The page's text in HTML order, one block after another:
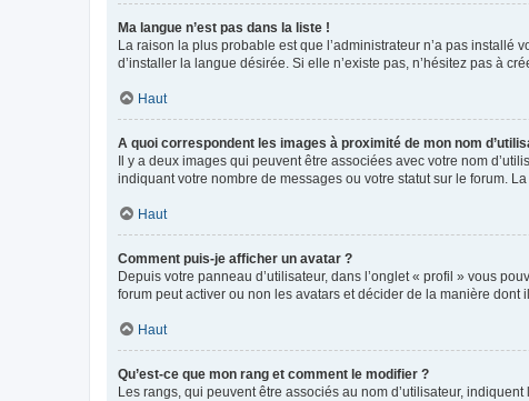
Ma langue n’est pas dans la liste !
La raison la plus probable est que l’administrateur n’a pas
d’installer la langue désirée. Si elle n’existe pas, n’hésitez pas à
Haut
A quoi correspondent les images à proximité de mon nom
Il y a deux images qui peuvent être associées avec votre nom
indiquant votre nombre de messages ou votre statut sur le forum.
Haut
Comment puis-je afficher un avatar ?
Depuis votre panneau d’utilisateur, dans l’onglet « profil » vous
forum peut activer ou non les avatars et décider de la manière
Haut
Qu’est-ce que mon rang et comment le modifier ?
Les rangs, qui peuvent être associés au nom d’utilisateur,